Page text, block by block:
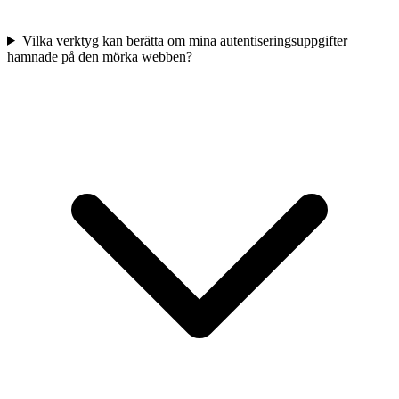
Vilka verktyg kan berätta om mina autentiseringsuppgifter
hamnade på den mörka webben?